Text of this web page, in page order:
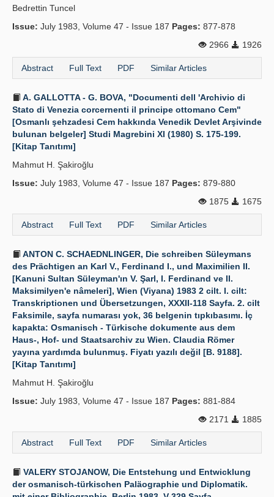
Bedrettin Tuncel
Issue: July 1983, Volume 47 - Issue 187 Pages: 877-878
2966
1926
Abstract Full Text PDF Similar Articles
A. GALLOTTA - G. BOVA, "Documenti dell 'Archivio di
Stato di Venezia corcernenti il principe ottomano Cem"
[Osmanlı şehzadesi Cem hakkında Venedik Devlet Arşivinde
bulunan belgeler] Studi Magrebini XI (1980) S. 175-199.
[Kitap Tanıtımı]
Mahmut H. Şakiroğlu
Issue: July 1983, Volume 47 - Issue 187 Pages: 879-880
1875
1675
Abstract Full Text PDF Similar Articles
ANTON C. SCHAEDNLINGER, Die schreiben Süleymans
des Prächtigen an Karl V., Ferdinand I., und Maximilien II.
[Kanuni Sultan Süleyman'ın V. Şarl, I. Ferdinand ve II.
Maksimilyen'e nâmeleri], Wien (Viyana) 1983 2 cilt. I. cilt:
Transkriptionen und Übersetzungen, XXXII-118 Sayfa. 2. cilt
Faksimile, sayfa numarası yok, 36 belgenin tıpkıbasımı. İç
kapakta: Osmanisch - Türkische dokumente aus dem
Haus-, Hof- und Staatsarchiv zu Wien. Claudia Römer
yayına yardımda bulunmuş. Fiyatı yazılı değil [B. 9188].
[Kitap Tanıtımı]
Mahmut H. Şakiroğlu
Issue: July 1983, Volume 47 - Issue 187 Pages: 881-884
2171
1885
Abstract Full Text PDF Similar Articles
VALERY STOJANOW, Die Entstehung und Entwicklung
der osmanisch-türkischen Paläographie und Diplomatik.